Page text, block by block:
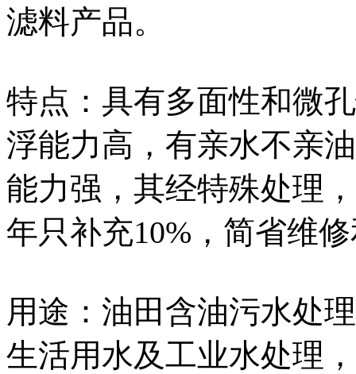
滤料产品。
特点：具有多面性和微
浮能力高，有亲水不亲
能力强，其经特殊处理
年只补充10%，简省维
用途：油田含油污水处
生活用水及工业水处理